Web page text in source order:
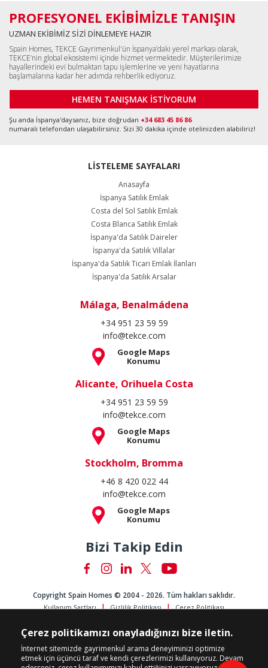
PROFESYONEL EKİBİMİZLE TANIŞIN
UZMAN EKİBİMİZ SİZİ DİNLEMEYE HAZIR
Spain Homes, TEKCE Gayrimenkul'ün İspanya’daki yerel markası olarak,
TEKCE’nin global ekosistemi içinde hizmet vermektedir. Müşterilerimize
hayallerindeki evi bulmaktan tapu işlemlerine ve yeni hayatlarına
başlamalarına kadar her adımda rehberlik ediyoruz.
HEMEN TANIŞMAK İSTİYORUM
Şu anda İspanya'daysanız, bize doğrudan +34 683 45 86 86
numaralı telefondan ulaşabilirsiniz. Sizi 30 dakika içinde otelinizden alabiliriz!
LİSTELEME SAYFALARI
Anasayfa
İspanya Satılık Emlak
Costa del Sol Satılık Emlak
Costa Blanca Satılık Emlak
İspanya'da Satılık Daireler
İspanya'da Satılık Villalar
İspanya'da Satılık Ticari Emlak İlanları
İspanya'da Satılık Arsalar
Málaga, Benalmádena
+34 951 23 59 59
info@tekce.com
Google Maps
Konumu
Alicante, Orihuela Costa
+34 951 23 59 59
info@tekce.com
Google Maps
Konumu
Stockholm, Bromma
+46 8 420 022 44
info@tekce.com
Google Maps
Konumu
Bizi Takip Edin
Copyright Spain Homes © 2004 - 2026. Tüm hakları saklıdır.
Kullanım Şartları Gizlilik Politikası Çerez Politikası
Çerez politikamızı onayladığınızı bize iletin.
İnternet sitemizde gayrimenkul arama deneyiminizi optimize
etmek için üçüncü taraf ve kendi çerezlerimizi kullanıyoruz. Devam